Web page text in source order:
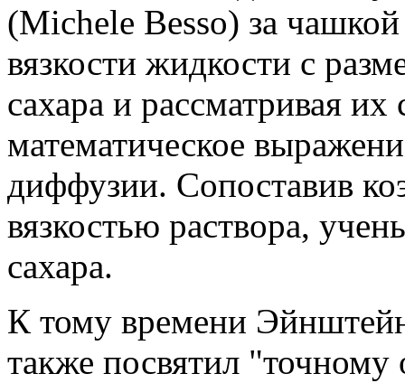
(Michele Besso) за
вязкости жидкости с
сахара и рассматривая
математическое
диффузии. Сопоставив
вязкостью раствора,
сахара.
К тому времени
также посвятил